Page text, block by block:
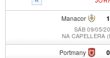
Manacor 1
SÁB 09/05/
NA CAPELLERA
Portmany 0